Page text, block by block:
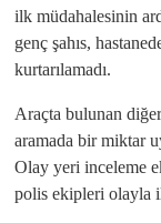
ilk müdahalesinin
genç şahıs,
kurtarılamadı.
Araçta bulunan
aramada bir miktar
Olay yeri inceleme
polis ekipleri olayla